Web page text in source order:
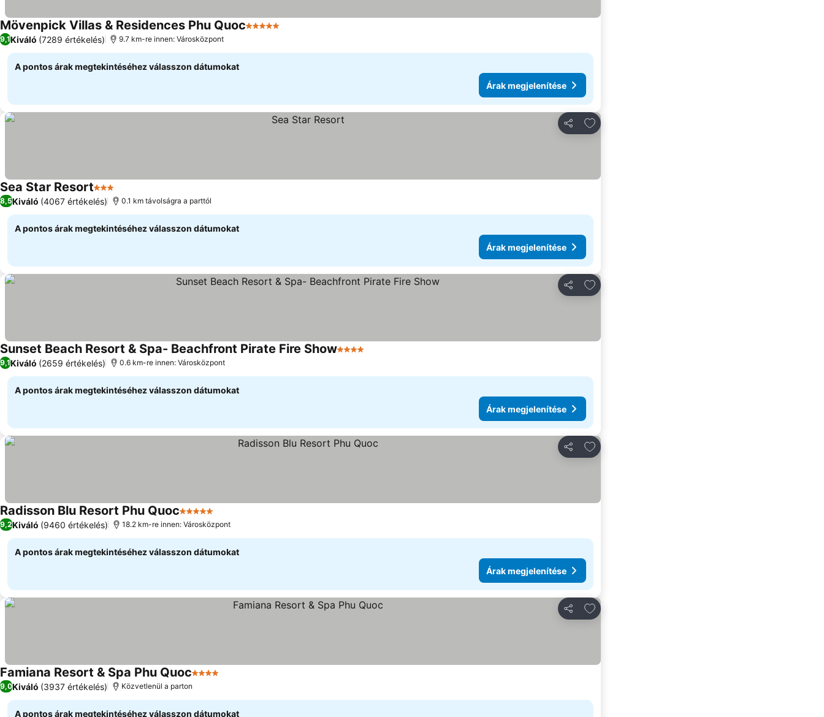
Mövenpick Villas & Residences Phu Quoc5 Kategória
9,1Kiváló (7289 értékelés) 9.7 km-re innen: Városközpont
A pontos árak megtekintéséhez válasszon dátumokat
Árak megjelenítése
Megosztás
Hozzáadás a kedvencekhez
Sea Star Resort3 Kategória
8,5Kiváló (4067 értékelés) 0.1 km távolságra a parttól
A pontos árak megtekintéséhez válasszon dátumokat
Árak megjelenítése
Megosztás
Hozzáadás a kedvencekhez
Sunset Beach Resort & Spa- Beachfront Pirate Fire Show4 Kategória
9,1Kiváló (2659 értékelés) 0.6 km-re innen: Városközpont
A pontos árak megtekintéséhez válasszon dátumokat
Árak megjelenítése
Megosztás
Hozzáadás a kedvencekhez
Radisson Blu Resort Phu Quoc5 Kategória
9,2Kiváló (9460 értékelés) 18.2 km-re innen: Városközpont
A pontos árak megtekintéséhez válasszon dátumokat
Árak megjelenítése
Megosztás
Hozzáadás a kedvencekhez
Famiana Resort & Spa Phu Quoc4 Kategória
9,0Kiváló (3937 értékelés) Közvetlenül a parton
A pontos árak megtekintéséhez válasszon dátumokat